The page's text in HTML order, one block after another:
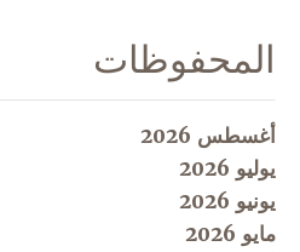
المحفوظات
أغسطس 2026
يوليو 2026
يونيو 2026
مايو 2026